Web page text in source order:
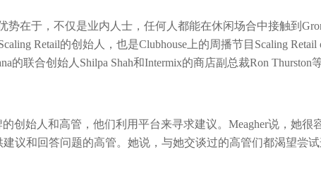
势在于，不仅是业内人士，任何人都能在休闲场合中接触到
Retail的创始人，也是Clubhouse上的周播节目Scaling Retail
的联合创始人Shilpa Shah和Intermix的商店副总裁Ron Thurston
创始人和高管，他们利用平台来寻求建议。Meagher说，她很
议和回答问题的高管。她说，与她交谈过的高管们都渴望尝